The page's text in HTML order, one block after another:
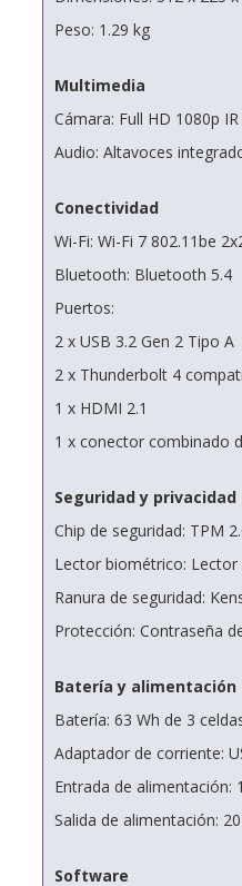
Peso: 1.29 kg
Multimedia
Cámara: Full HD 1080p
Audio: Altavoces
Conectividad
Wi-Fi: Wi-Fi 7 802.11be
Bluetooth: Bluetooth 5.4
Puertos:
2 x USB 3.2 Gen 2 Tipo A
2 x Thunderbolt 4
1 x HDMI 2.1
1 x conector combinado
Seguridad y privacidad
Chip de seguridad: TPM
Lector biométrico: Lector
Ranura de seguridad:
Protección: Contraseña
Batería y alimentación
Batería: 63 Wh de 3
Adaptador de corriente:
Entrada de alimentación:
Salida de alimentación:
Software